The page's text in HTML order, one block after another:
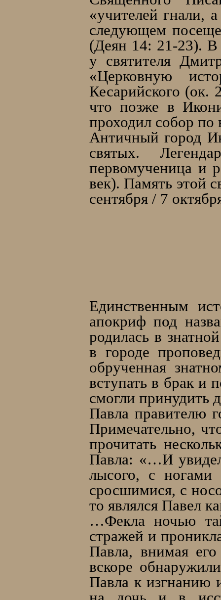
«учителей гнали,
следующем
(Деян 14: 21-23).
у святителя
«Церковную
Кесарийского
что позже в
проходил собор по
Античный город
святых.
первомученица и
век). Память этой
сентября / 7
Единственным
апокриф под
родилась в
в городе
обрученная
вступать в брак и
смогли принудить
Павла правителю
Примечательно,
прочитать
Павла: «…И
лысого, с
сросшимися, с
то являлся Павел
…Фекла ночью
стражей и
Павла, внимая
вскоре
Павла к изгнанию